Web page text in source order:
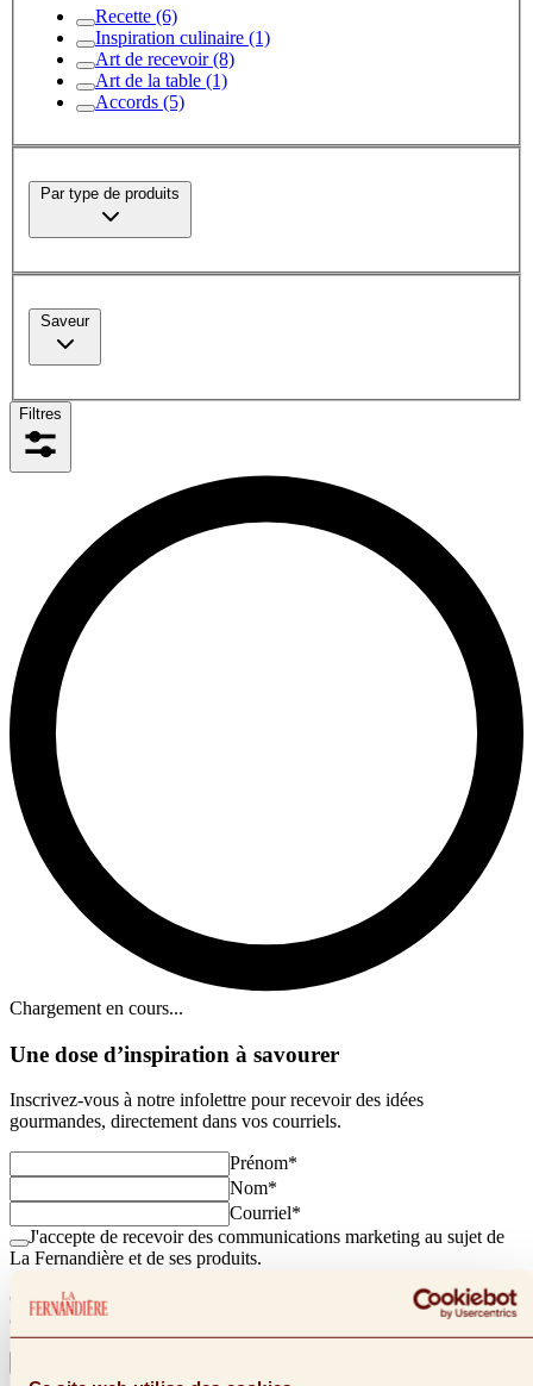
Recette (6)
Inspiration culinaire (1)
Art de recevoir(8)
Art de la table (1)
Accords (5)
Par type de produits
Saveur
Filtres
Chargement en cours...
Une dose d’inspiration à savourer
Inscrivez-vous à notre infolettre pour recevoir des idées
gourmandes, directement dans vos courriels.
Prénom*
Nom*
Courriel*
J'accepte de recevoir des communications marketing au sujet de
La Fernandière et de ses produits.
Ce site est protégé par reCAPTCHA et la
politique de confidentialité
et lesconditions d'utilisation